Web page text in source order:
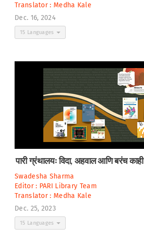
Translator : Medha Kale
Dec. 16, 2024
15 Languages
पारी ग्रंथालयः विदा, अहवाल आणि बरंच काही
Swadesha Sharma
Editor : PARI Library Team
Translator : Medha Kale
Dec. 25, 2023
15 Languages